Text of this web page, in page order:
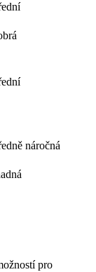
náročná
pro